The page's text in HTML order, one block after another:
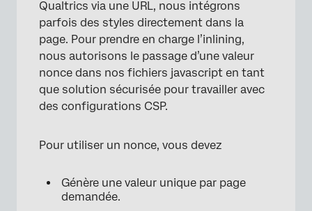
×
Qualtrics via une URL, nous intégrons
parfois des styles directement dans la
page. Pour prendre en charge l’inlining,
nous autorisons le passage d’une valeur
nonce dans nos fichiers javascript en tant
que solution sécurisée pour travailler avec
des configurations CSP.
Pour utiliser un nonce, vous devez
Génère une valeur unique par page
demandée.